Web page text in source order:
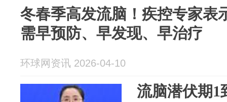
冬春季高发流脑！疾控专家表
需早预防、早发现、早治疗
环球网资讯 2026-04-10
流脑潜伏期1